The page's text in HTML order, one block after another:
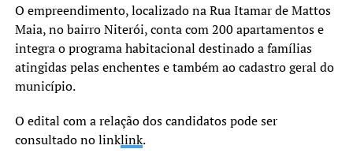
O empreendimento, localizado na Rua Itamar de Mattos
Maia, no bairro Niterói, conta com 200 apartamentos e
integra o programa habitacional destinado a famílias
atingidas pelas enchentes e também ao cadastro geral do
município.
O edital com a relação dos candidatos pode ser
consultado no linklink.